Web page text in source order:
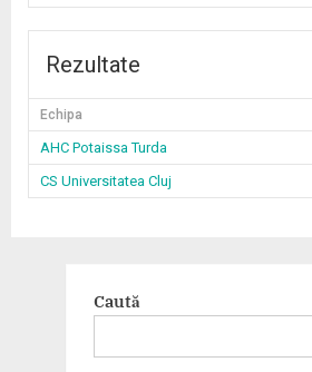
Rezultate
Echipa
AHC Potaissa Turda
CS Universitatea Cluj
Caută